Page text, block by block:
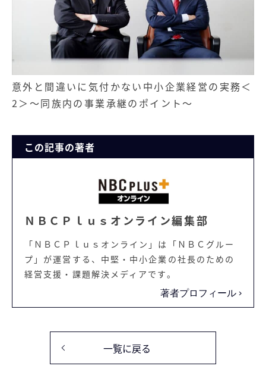
意外と間違いに気付かない中小企業経営の実務＜
2＞～同族内の事業承継のポイント～
この記事の著者
ＮＢＣＰｌｕｓオンライン編集部
「ＮＢＣＰｌｕｓオンライン」は「ＮＢＣグルー
プ」が運営する、中堅・中小企業の社長のための
経営支援・課題解決メディアです。
著者プロフィール
一覧に戻る